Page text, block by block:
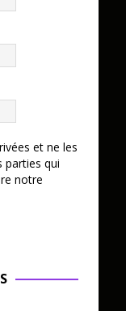
et ne les
parties qui
notre